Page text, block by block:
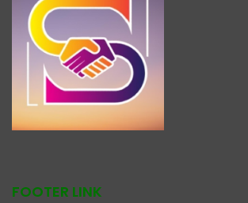
FOOTER LINK